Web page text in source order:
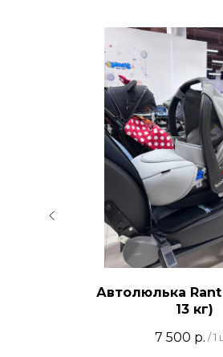
Автолюлька
13 кг)
7 500 р. / 1